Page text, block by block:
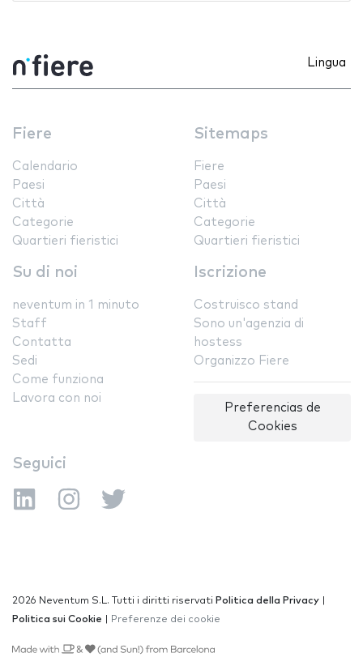
Lingua
Fiere
Calendario
Paesi
Città
Categorie
Quartieri fieristici
Sitemaps
Fiere
Paesi
Città
Categorie
Quartieri fieristici
Su di noi
neventum in 1 minuto
Staff
Contatta
Sedi
Come funziona
Lavora con noi
Iscrizione
Costruisco stand
Sono un'agenzia di
hostess
Organizzo Fiere
Preferencias de
Cookies
Seguici
2026 Neventum S.L. Tutti i diritti riservati Politica della Privacy
Politica sui Cookie
Preferenze dei cookie